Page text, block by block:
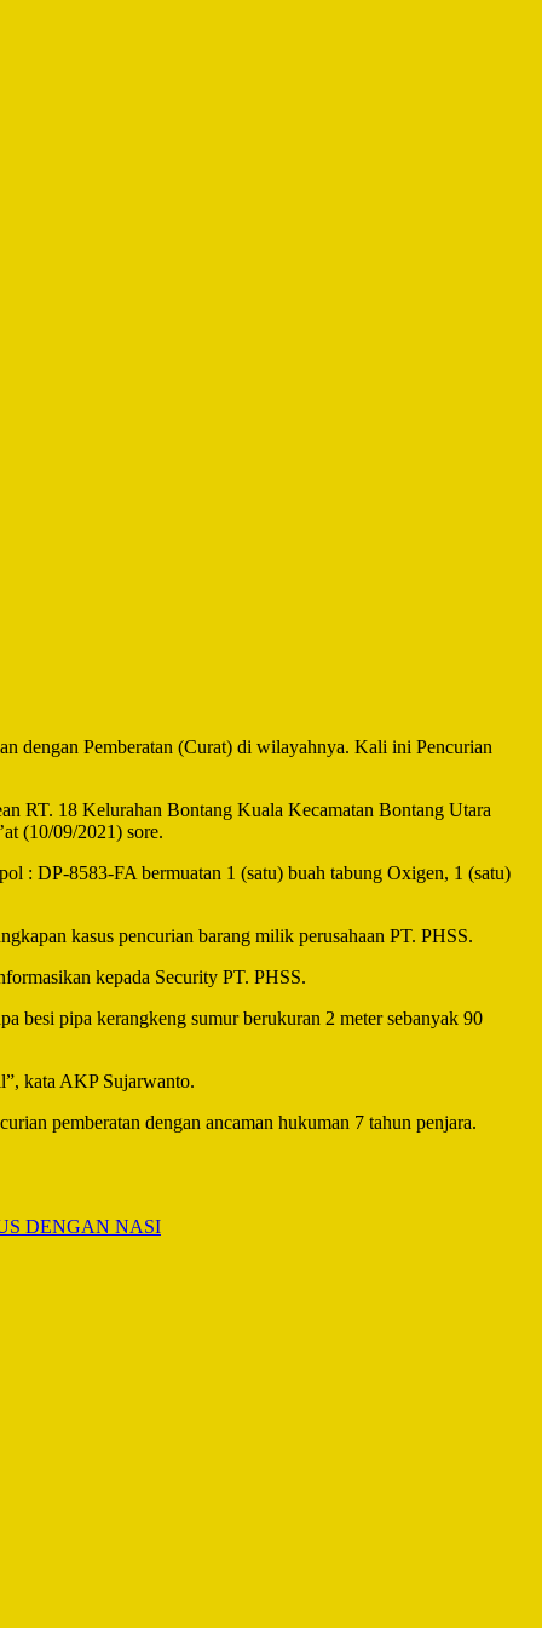
dengan Pemberatan (Curat) di wilayahnya. Kali ini Pencurian
RT. 18 Kelurahan Bontang Kuala Kecamatan Bontang Utara
(10/09/2021) sore.
: DP-8583-FA bermuatan 1 (satu) buah tabung Oxigen, 1 (satu)
kasus pencurian barang milik perusahaan PT. PHSS.
kepada Security PT. PHSS.
besi pipa kerangkeng sumur berukuran 2 meter sebanyak 90
kata AKP Sujarwanto.
pemberatan dengan ancaman hukuman 7 tahun penjara.
DENGAN NASI